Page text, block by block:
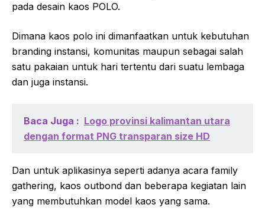
pada desain kaos POLO.
Dimana kaos polo ini dimanfaatkan untuk kebutuhan
branding instansi, komunitas maupun sebagai salah
satu pakaian untuk hari tertentu dari suatu lembaga
dan juga instansi.
Baca Juga : Logo provinsi kalimantan utara
dengan format PNG transparan size HD
Dan untuk aplikasinya seperti adanya acara family
gathering, kaos outbond dan beberapa kegiatan lain
yang membutuhkan model kaos yang sama.